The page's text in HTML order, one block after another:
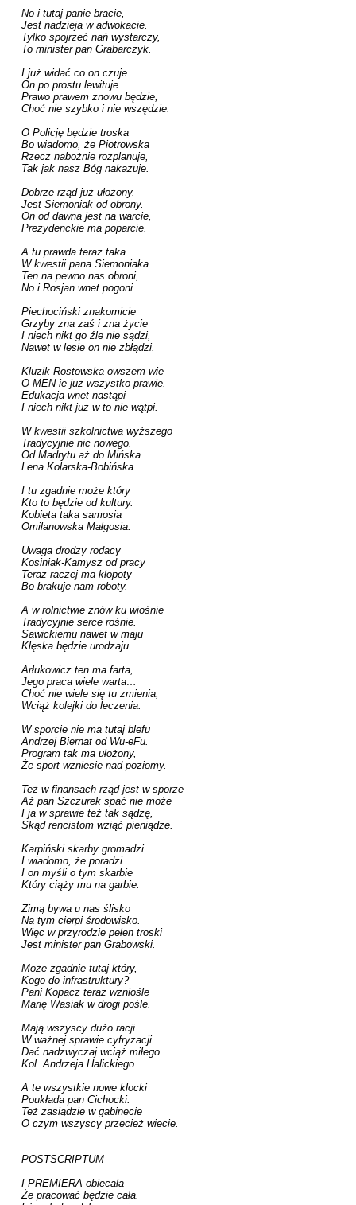
No i tutaj panie bracie,
Jest nadzieja w adwokacie.
Tylko spojrzeć nań wystarczy,
To minister pan Grabarczyk.
I już widać co on czuje.
On po prostu lewituje.
Prawo prawem znowu będzie,
Choć nie szybko i nie wszędzie.
O Policję będzie troska
Bo wiadomo, że Piotrowska
Rzecz nabożnie rozplanuje,
Tak jak nasz Bóg nakazuje.
Dobrze rząd już ułożony.
Jest Siemoniak od obrony.
On od dawna jest na warcie,
Prezydenckie ma poparcie.
A tu prawda teraz taka
W kwestii pana Siemoniaka.
Ten na pewno nas obroni,
No i Rosjan wnet pogoni.
Piechociński znakomicie
Grzyby zna zaś i zna życie
I niech nikt go źle nie sądzi,
Nawet w lesie on nie zbłądzi.
Kluzik-Rostowska owszem wie
O MEN-ie już wszystko prawie.
Edukacja wnet nastąpi
I niech nikt już w to nie wątpi.
W kwestii szkolnictwa wyższego
Tradycyjnie nic nowego.
Od Madrytu aż do Mińska
Lena Kolarska-Bobińska.
I tu zgadnie może który
Kto to będzie od kultury.
Kobieta taka samosia
Omilanowska Małgosia.
Uwaga drodzy rodacy
Kosiniak-Kamysz od pracy
Teraz raczej ma kłopoty
Bo brakuje nam roboty.
A w rolnictwie znów ku wiośnie
Tradycyjnie serce rośnie.
Sawickiemu nawet w maju
Klęska będzie urodzaju.
Arłukowicz ten ma farta,
Jego praca wiele warta…
Choć nie wiele się tu zmienia,
Wciąż kolejki do leczenia.
W sporcie nie ma tutaj blefu
Andrzej Biernat od Wu-eFu.
Program tak ma ułożony,
Że sport wzniesie nad poziomy.
Też w finansach rząd jest w sporze
Aż pan Szczurek spać nie może
I ja w sprawie też tak sądzę,
Skąd rencistom wziąć pieniądze.
Karpiński skarby gromadzi
I wiadomo, że poradzi.
I on myśli o tym skarbie
Który ciąży mu na garbie.
Zimą bywa u nas ślisko
Na tym cierpi środowisko.
Więc w przyrodzie pełen troski
Jest minister pan Grabowski.
Może zgadnie tutaj który,
Kogo do infrastruktury?
Pani Kopacz teraz wzniośle
Marię Wasiak w drogi pośle.
Mają wszyscy dużo racji
W ważnej sprawie cyfryzacji
Dać nadzwyczaj wciąż miłego
Kol. Andrzeja Halickiego.
A te wszystkie nowe klocki
Poukłada pan Cichocki.
Też zasiądzie w gabinecie
O czym wszyscy przecież wiecie.
POSTSCRIPTUM
I PREMIERA obiecała
Że pracować będzie cała.